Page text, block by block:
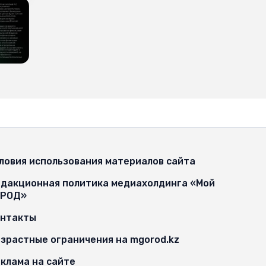
использования материалов сайта
политика медиахолдинга «Мой
ограничения на mgorod.kz
на сайте